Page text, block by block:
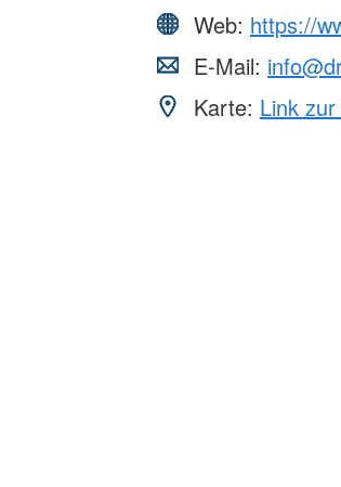
Web: https://
E-Mail:
Karte: Link